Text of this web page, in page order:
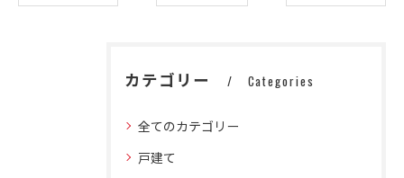
カテゴリー Categories
全てのカテゴリー
戸建て